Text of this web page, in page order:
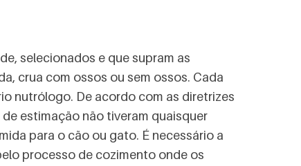
selecionados e que supram as
crua com ossos ou sem ossos. Cada
nutrólogo. De acordo com as diretrizes
estimação não tiveram quaisquer
para o cão ou gato. É necessário a
processo de cozimento onde os